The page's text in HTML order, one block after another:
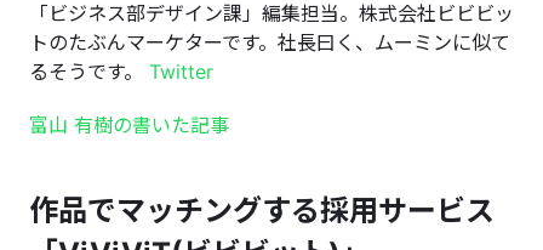
「ビジネス部デザイン課」編集担当。株式会社ビビビッ
トのたぶんマーケターです。社長曰く、ムーミンに似て
るそうです。 Twitter
富山 有樹の書いた記事
作品でマッチングする採用サービス